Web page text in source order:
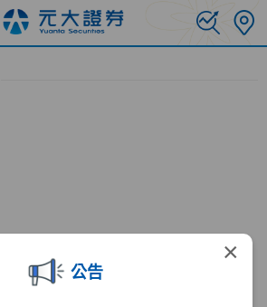
×
公告